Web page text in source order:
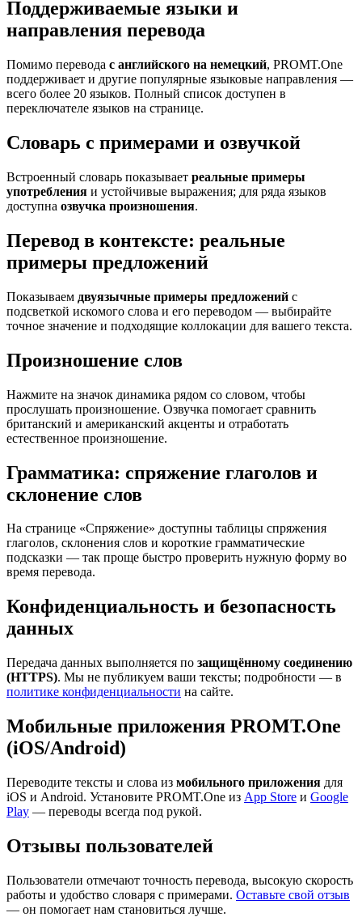
Поддерживаемые языки и
направления перевода
Помимо перевода с английского на немецкий, PROMT.One
поддерживает и другие популярные языковые направления —
всего более 20 языков. Полный список доступен в
переключателе языков на странице.
Словарь с примерами и озвучкой
Встроенный словарь показывает реальные примеры
употребления и устойчивые выражения; для ряда языков
доступна озвучка произношения.
Перевод в контексте: реальные
примеры предложений
Показываем двуязычные примеры предложений с
подсветкой искомого слова и его переводом — выбирайте
точное значение и подходящие коллокации для вашего текста.
Произношение слов
Нажмите на значок динамика рядом со словом, чтобы
прослушать произношение. Озвучка помогает сравнить
британский и американский акценты и отработать
естественное произношение.
Грамматика: спряжение глаголов и
склонение слов
На странице «Спряжение» доступны таблицы спряжения
глаголов, склонения слов и короткие грамматические
подсказки — так проще быстро проверить нужную форму во
время перевода.
Конфиденциальность и безопасность
данных
Передача данных выполняется по защищённому соединению
(HTTPS). Мы не публикуем ваши тексты; подробности — в
политике конфиденциальности на сайте.
Мобильные приложения PROMT.One
(iOS/Android)
Переводите тексты и слова из мобильного приложения для
iOS и Android. Установите PROMT.One из App Store и Google
Play — переводы всегда под рукой.
Отзывы пользователей
Пользователи отмечают точность перевода, высокую скорость
работы и удобство словаря с примерами. Оставьте свой отзыв
— он помогает нам становиться лучше.